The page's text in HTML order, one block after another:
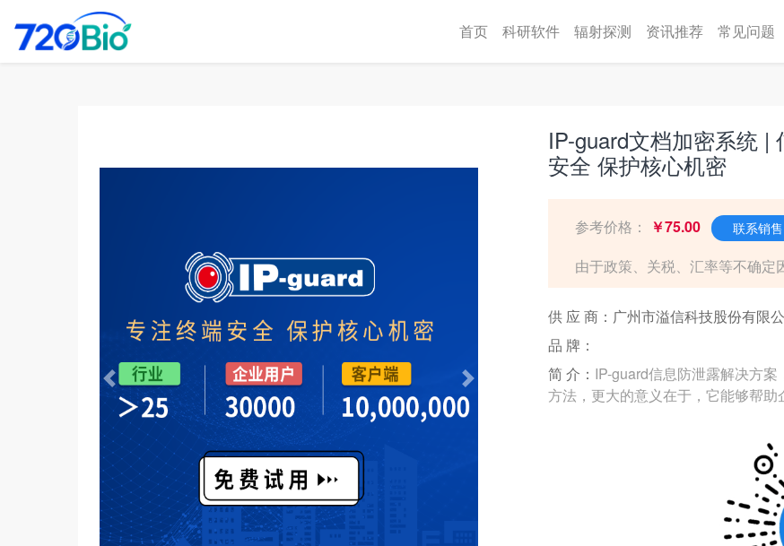
首页 科研软件 辐射探测 资讯推荐 常见问题
Previous Next
IP-guard文档加密系统
安全 保护核心机密
参考价格： ￥75.00 联系销售
由于政策、关税、汇率等不确
供 应 商：广州市溢信科技股份有限
品 牌：
简 介： IP-guard信息防泄露解决方
方法，更大的意义在于，它能够帮助